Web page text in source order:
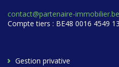
contact@partenaire-immobilier.be
Compte tiers : BE48 0016 4549
Gestion privative